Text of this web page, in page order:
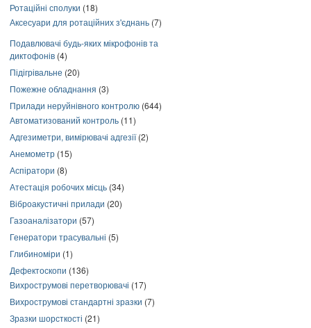
Ротаційні сполуки (18)
Аксесуари для ротаційних з'єднань (7)
Подавлювачі будь-яких мікрофонів та
диктофонів (4)
Підігрівальне (20)
Пожежне обладнання (3)
Прилади неруйнівного контролю (644)
Автоматизований контроль (11)
Адгезиметри, вимірювачі адгезії(2)
Анемометр (15)
Аспіратори (8)
Атестація робочих місць (34)
Віброакустичні прилади (20)
Газоаналізатори (57)
Генератори трасувальні (5)
Глибиноміри (1)
Дефектоскопи (136)
Вихрострумові перетворювачі (17)
Вихрострумові стандартні зразки (7)
Зразки шорсткості (21)